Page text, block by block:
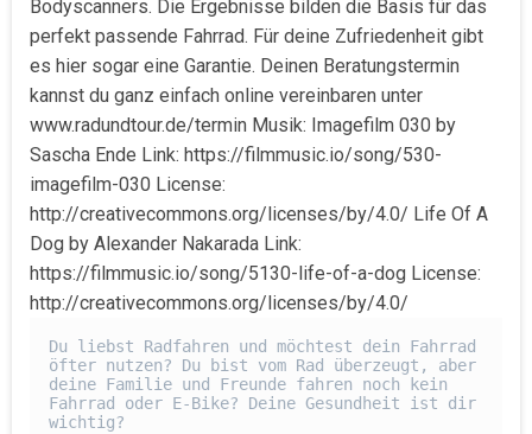
Bodyscanners. Die Ergebnisse bilden die Basis für das
perfekt passende Fahrrad. Für deine Zufriedenheit gibt
es hier sogar eine Garantie. Deinen Beratungstermin
kannst du ganz einfach online vereinbaren unter
www.radundtour.de/termin Musik: Imagefilm 030 by
Sascha Ende Link: https://filmmusic.io/song/530-
imagefilm-030 License:
http://creativecommons.org/licenses/by/4.0/ Life Of A
Dog by Alexander Nakarada Link:
https://filmmusic.io/song/5130-life-of-a-dog License:
http://creativecommons.org/licenses/by/4.0/
Du liebst Radfahren und möchtest dein Fahrrad
öfter nutzen? Du bist vom Rad überzeugt, aber
deine Familie und Freunde fahren noch kein
Fahrrad oder E-Bike? Deine Gesundheit ist dir
wichtig?